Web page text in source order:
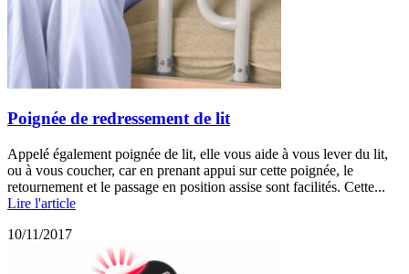
Poignée de redressement de lit
Appelé également poignée de lit, elle vous aide à vous lever du lit,
ou à vous coucher, car en prenant appui sur cette poignée, le
retournement et le passage en position assise sont facilités. Cette...
Lire l'article
10/11/2017